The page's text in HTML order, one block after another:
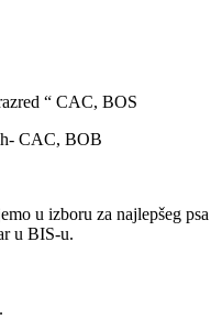
“ CAC, BOS
CAC, BOB
u izboru za najlepšeg psa
u BIS-u.